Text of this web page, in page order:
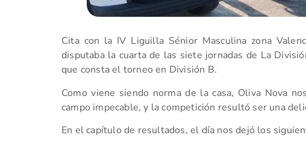
Cita con la IV Liguilla Sénior Masculina zona
disputaba la cuarta de las siete jornadas de La
que consta el torneo en División B.
Como viene siendo norma de la casa, Oliva Nova
campo impecable, y la competición resultó ser una
En el capítulo de resultados, el día nos dejó los